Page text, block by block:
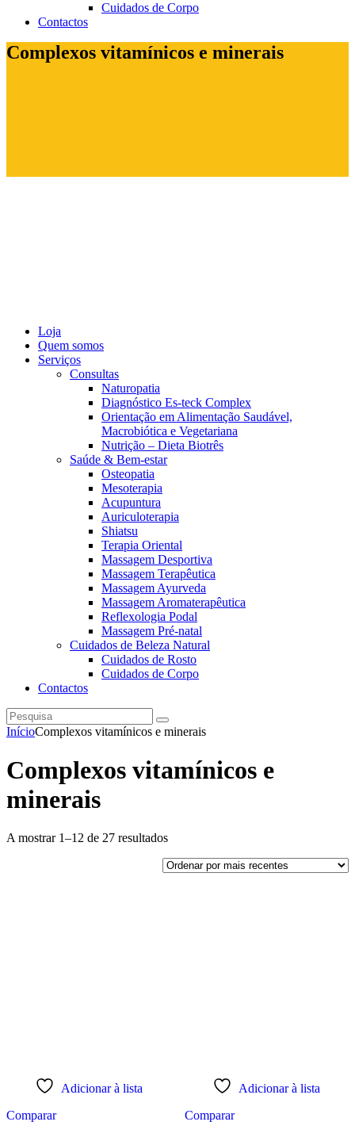
Cuidados de Corpo
Contactos
Complexos vitamínicos e minerais
Loja
Quem somos
Serviços
Consultas
Naturopatia
Diagnóstico Es-teck Complex
Orientação em Alimentação Saudável,
Macrobiótica e Vegetariana
Nutrição – Dieta Biotrês
Saúde & Bem-estar
Osteopatia
Mesoterapia
Acupuntura
Auriculoterapia
Shiatsu
Terapia Oriental
Massagem Desportiva
Massagem Terapêutica
Massagem Ayurveda
Massagem Aromaterapêutica
Reflexologia Podal
Massagem Pré-natal
Cuidados de Beleza Natural
Cuidados de Rosto
Cuidados de Corpo
Contactos
Pesquisa
instagramm
facebook
InícioComplexos vitamínicos e minerais
Complexos vitamínicos e
minerais
A mostrar 1–12 de 27 resultadosOrdenado
mais
Adicionar à lista
Comparar
Adicionar à lista
Comparar